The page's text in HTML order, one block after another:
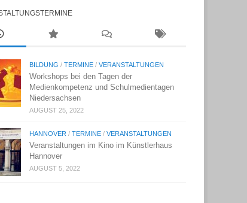
BILDUNG /TERMINE /VERANSTALTUNGEN
Workshops bei den Tagen der
Medienkompetenz und Schulmedientagen
Niedersachsen
AUGUST 25, 2022
HANNOVER /TERMINE /VERANSTALTUNGEN
Veranstaltungen im Kino im Künstlerhaus
Hannover
AUGUST 5, 2022